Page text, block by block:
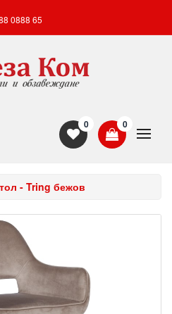
0888 65
0
0
- Tring бежов